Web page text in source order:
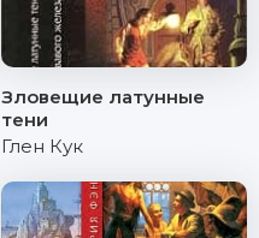
Зловещие латунные
тени
Глен Кук